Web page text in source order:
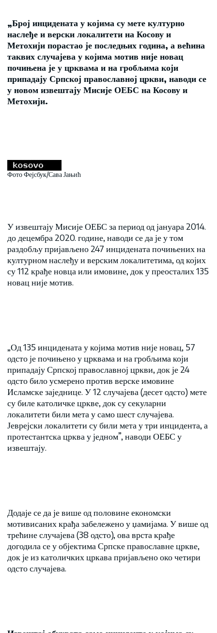
„Број инцидената у којима су мете културно
наслеђе и верски локалитети на Косову и
Метохији порастао је последњих година, а већина
таквих случајева у којима мотив није новац
почињена је у црквама и на гробљима који
припадају Српској православној цркви, наводи се
у новом извештају Мисије ОЕБС на Косову и
Метохији.
Фото Фејсбук/Сава Јањић
У извештају Мисије ОЕБС за период од јануара 2014.
до децембра 2020. године, наводи се да је у том
раздобљу пријављено 247 инцидената почињених на
културном наслеђу и верским локалитетима, од којих
су 112 крађе новца или имовине, док у преосталих 135
новац није мотив.
„Од 135 инцидената у којима мотив није новац, 57
одсто је почињено у црквама и на гробљима који
припадају Српској православној цркви, док је 24
одсто било усмерено против верске имовине
Исламске заједнице. У 12 случајева (десет одсто) мете
су биле католичке цркве, док су секуларни
локалитети били мета у само шест случајева.
Јеврејски локалитети су били мета у три инцидента, а
протестантска црква у једном”, наводи ОЕБС у
извештају.
Додаје се да је више од половине економски
мотивисаних крађа забележено у џамијама. У више од
трећине случајева (38 одсто), ова врста крађе
догодила се у објектима Српске православне цркве,
док је из католичких цркава пријављено око четири
одсто случајева.